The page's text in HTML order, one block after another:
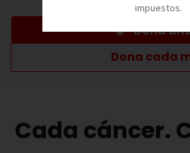
impuestos.
Dona
Dona cada
Cada cáncer.